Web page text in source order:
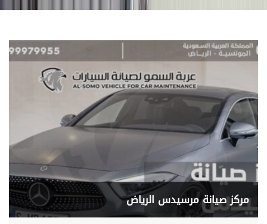
مركز صيانة مرسيدس الرياض